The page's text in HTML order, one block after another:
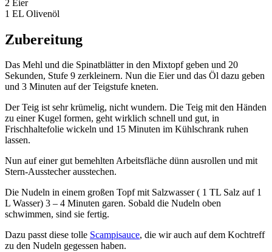
2 Eier
1 EL Olivenöl
Zubereitung
Das Mehl und die Spinatblätter in den Mixtopf geben und 20
Sekunden, Stufe 9 zerkleinern. Nun die Eier und das Öl dazu geben
und 3 Minuten auf der Teigstufe kneten.
Der Teig ist sehr krümelig, nicht wundern. Die Teig mit den Händen
zu einer Kugel formen, geht wirklich schnell und gut, in
Frischhaltefolie wickeln und 15 Minuten im Kühlschrank ruhen
lassen.
Nun auf einer gut bemehlten Arbeitsfläche dünn ausrollen und mit
Stern-Ausstecher ausstechen.
Die Nudeln in einem großen Topf mit Salzwasser ( 1 TL Salz auf 1
L Wasser) 3 – 4 Minuten garen. Sobald die Nudeln oben
schwimmen, sind sie fertig.
Dazu passt diese tolle Scampisauce, die wir auch auf dem Kochtreff
zu den Nudeln gegessen haben.